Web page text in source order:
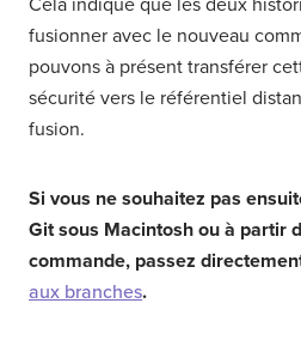
Cela indique que les deux
fusionner avec le nouveau
pouvons à présent transférer
sécurité vers le référentiel
fusion.
Si vous ne souhaitez pas
Git sous Macintosh ou à partir
commande, passez
aux branches.